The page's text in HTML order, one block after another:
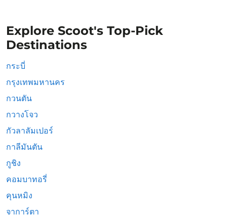
Explore Scoot's Top-Pick
Destinations
กระบี่
กรุงเทพมหานคร
กวนตัน
กวางโจว
กัวลาลัมเปอร์
กาลีมันตัน
กูชิง
คอมบาทอรี่
คุนหมิง
จาการ์ตา